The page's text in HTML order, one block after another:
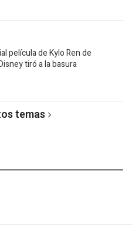
película de Kylo Ren de
tiró a la basura
temas